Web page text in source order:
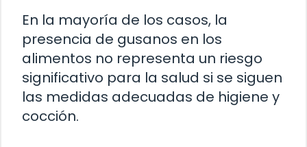
En la mayoría de los casos, la
presencia de gusanos en los
alimentos no representa un riesgo
significativo para la salud si se siguen
las medidas adecuadas de higiene y
cocción.